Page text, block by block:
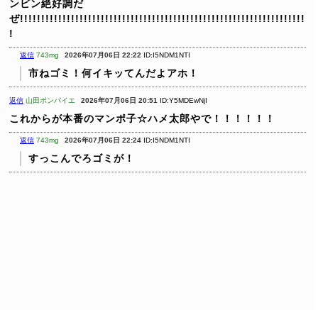
ンビン絶好調だ
ぜ!!!!!!!!!!!!!!!!!!!!!!!!!!!!!!!!!!!!!!!!!!!!!!!!!!!!!!!!!!!!!!!!!!!
!
返信 743mg 2026年07月06日 22:22 ID:I5NDM1NTI
市ねゴミ！何イキッてんだよアホ！
返信 山田ボンバイエ 2026年07月06日 20:51 ID:Y5MDEwNjI
これからが本番のマンポ子☆ハメ太郎やで！！！！！！
返信 743mg 2026年07月06日 22:24 ID:I5NDM1NTI
すっこんでろゴミが！